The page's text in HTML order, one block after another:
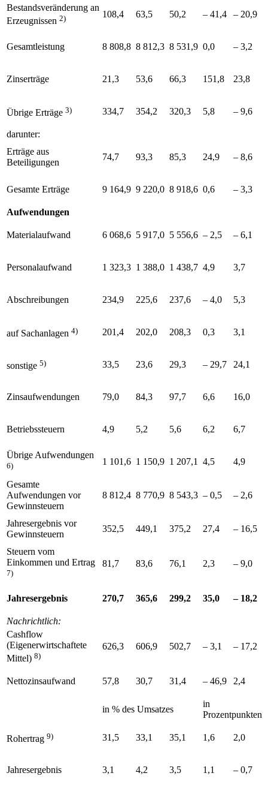
Bestandsveränderung an
Erzeugnissen 2) 108,4 63,5 50,2 – 41,4 – 20,9
Gesamtleistung 8 808,8 8 812,3 8 531,9 0,0 – 3,2
Zinserträge 21,3 53,6 66,3 151,8 23,8
Übrige Erträge 3) 334,7 354,2 320,3 5,8 – 9,6
darunter:
Erträge aus
Beteiligungen
74,7 93,3 85,3 24,9 – 8,6
Gesamte Erträge 9 164,9 9 220,0 8 918,6 0,6 – 3,3
Aufwendungen
Materialaufwand 6 068,6 5 917,0 5 556,6 – 2,5 – 6,1
Personalaufwand 1 323,3 1 388,0 1 438,7 4,9 3,7
Abschreibungen 234,9 225,6 237,6 – 4,0 5,3
auf Sachanlagen 4) 201,4 202,0 208,3 0,3 3,1
sonstige 5) 33,5 23,6 29,3 – 29,7 24,1
Zinsaufwendungen 79,0 84,3 97,7 6,6 16,0
Betriebssteuern 4,9 5,2 5,6 6,2 6,7
Übrige Aufwendungen
6) 1 101,6 1 150,9 1 207,1 4,5 4,9
Gesamte
Aufwendungen vor
Gewinnsteuern
8 812,4 8 770,9 8 543,3 – 0,5 – 2,6
Jahresergebnis vor
Gewinnsteuern
352,5 449,1 375,2 27,4 – 16,5
Steuern vom
Einkommen und Ertrag
7)
81,7 83,6 76,1 2,3 – 9,0
Jahresergebnis 270,7 365,6 299,2 35,0 – 18,2
Nachrichtlich:
Cashflow
(Eigenerwirtschaftete
Mittel) 8)
626,3 606,9 502,7 – 3,1 – 17,2
Nettozinsaufwand 57,8 30,7 31,4 – 46,9 2,4
in % des Umsatzes
in
Prozentpunkten
Rohertrag 9) 31,5 33,1 35,1 1,6 2,0
Jahresergebnis 3,1 4,2 3,5 1,1 – 0,7